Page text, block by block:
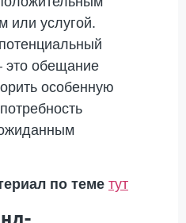
или услугой.
это обещание
особенную
по теме тут